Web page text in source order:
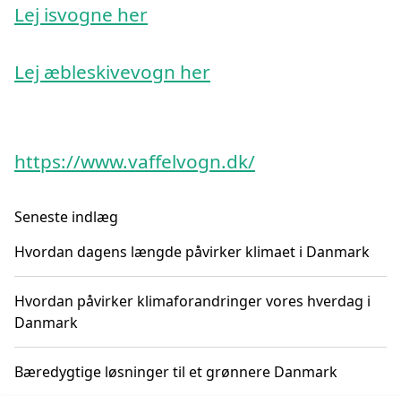
Lej isvogne her
Lej æbleskivevogn her
https://www.vaffelvogn.dk/
Seneste indlæg
Hvordan dagens længde påvirker klimaet i Danmark
Hvordan påvirker klimaforandringer vores hverdag i
Danmark
Bæredygtige løsninger til et grønnere Danmark